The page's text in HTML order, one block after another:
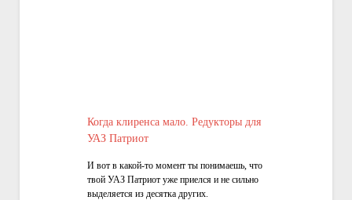
Когда клиренса мало. Редукторы для
УАЗ Патриот
И вот в какой-то момент ты понимаешь, что
твой УАЗ Патриот уже приелся и не сильно
выделяется из десятка других.